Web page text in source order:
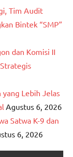
Tim Audit
Bintek “SMP”
dan Komisi II
yang Lebih Jelas
Agustus 6, 2026
Satwa K-9 dan
6, 2026